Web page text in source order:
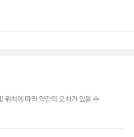
위치에 따라 약간의 오차가 있을 수